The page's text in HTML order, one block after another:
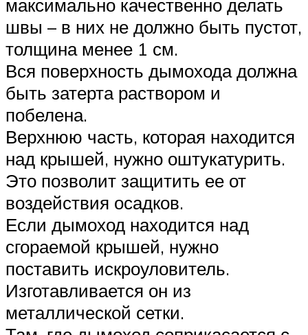
максимально качественно делать
швы – в них не должно быть пустот,
толщина менее 1 см.
Вся поверхность дымохода должна
быть затерта раствором и
побелена.
Верхнюю часть, которая находится
над крышей, нужно оштукатурить.
Это позволит защитить ее от
воздействия осадков.
Если дымоход находится над
сгораемой крышей, нужно
поставить искроуловитель.
Изготавливается он из
металлической сетки.